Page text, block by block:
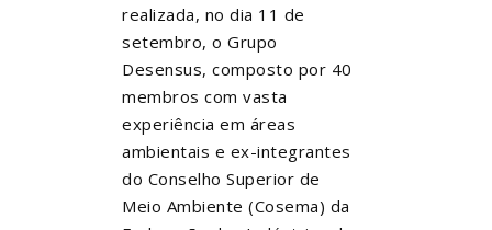
realizada, no dia 11 de
setembro, o Grupo
Desensus, composto por 40
membros com vasta
experiência em áreas
ambientais e ex-integrantes
do Conselho Superior de
Meio Ambiente (Cosema) da